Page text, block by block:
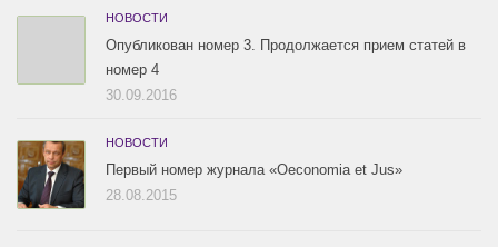
НОВОСТИ
Опубликован номер 3. Продолжается прием статей в
номер 4
30.09.2016
НОВОСТИ
Первый номер журнала «Oeconomia et Jus»
28.08.2015